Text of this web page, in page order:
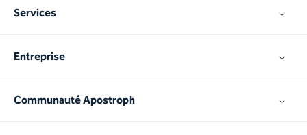
Services
Entreprise
Communauté Apostroph